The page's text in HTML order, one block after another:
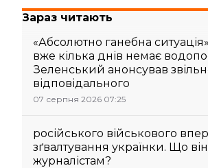
Зараз читають
«Абсолютно ганебна
вже кілька днів немає
Зеленський анонсував
відповідального
07 серпня 2026 07:25
російського військового
зґвалтування українки. Що
журналістам?